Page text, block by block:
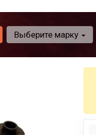
Выберите марку